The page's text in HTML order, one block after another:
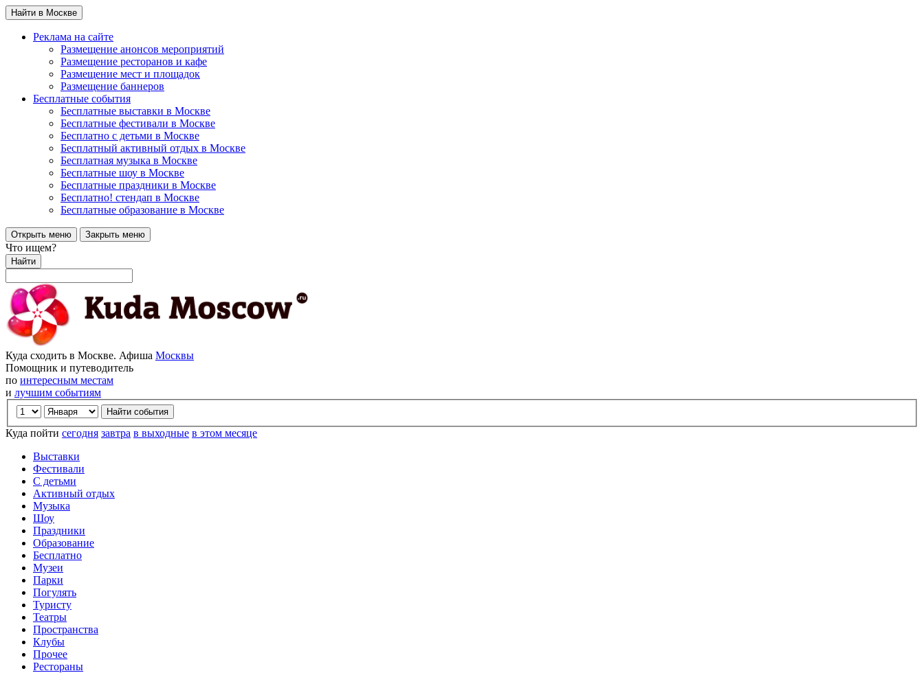
Найти в Москве
Реклама на сайте
Размещение анонсов мероприятий
Размещение ресторанов и кафе
Размещение мест и площадок
Размещение баннеров
Бесплатные события
Бесплатные выставки в Москве
Бесплатные фестивали в Москве
Бесплатно с детьми в Москве
Бесплатный активный отдых в Москве
Бесплатная музыка в Москве
Бесплатные шоу в Москве
Бесплатные праздники в Москве
Бесплатно! стендап в Москве
Бесплатные образование в Москве
Открыть меню Закрыть меню
Что ищем?
Найти
Куда сходить в Москве. Афиша Москвы
Помощник и путеводитель
по интересным местам
и лучшим событиям
Куда пойти сегодня завтра в выходные в этом месяце
Выставки
Фестивали
С детьми
Активный отдых
Музыка
Шоу
Праздники
Образование
Бесплатно
Музеи
Парки
Погулять
Туристу
Театры
Пространства
Клубы
Прочее
Рестораны